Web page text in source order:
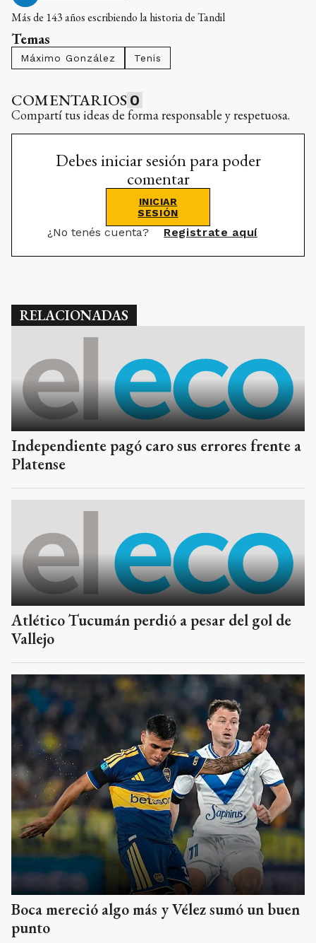
Más de 143 años escribiendo la historia de Tandil
Temas
Máximo González Tenis
COMENTARIOS 0
Compartí tus ideas de forma responsable y respetuosa.
Debes iniciar sesión para poder
comentar
INICIAR
SESIÓN
¿No tenés cuenta? Registrate aquí
RELACIONADAS
Independiente pagó caro sus errores frente a
Platense
Atlético Tucumán perdió a pesar del gol de
Vallejo
Boca mereció algo más y Vélez sumó un buen
punto